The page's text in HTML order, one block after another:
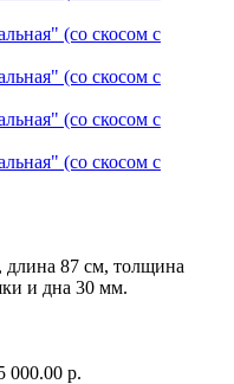
87 см, толщина
и дна 30 мм.
000.00 р.